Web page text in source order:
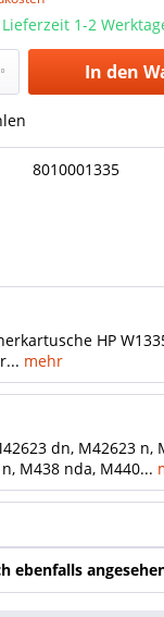
1-2
In den
8010001335
HP
mehr
dn, M42623 n,
M438 nda, M440...
ebenfalls